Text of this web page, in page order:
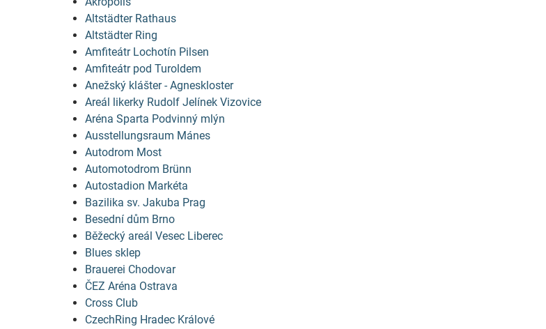
Altstädter Rathaus
Altstädter Ring
Amfiteátr Lochotín Pilsen
Amfiteátr pod Turoldem
Anežský klášter - Agneskloster
Areál likerky Rudolf Jelínek Vizovice
Aréna Sparta Podvinný mlýn
Ausstellungsraum Mánes
Autodrom Most
Automotodrom Brünn
Autostadion Markéta
Bazilika sv. Jakuba Prag
Besední dům Brno
Běžecký areál Vesec Liberec
Blues sklep
Brauerei Chodovar
ČEZ Aréna Ostrava
Cross Club
CzechRing Hradec Králové